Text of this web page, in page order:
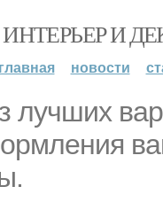
ИНТЕРЬЕР И
главная новости
лучших